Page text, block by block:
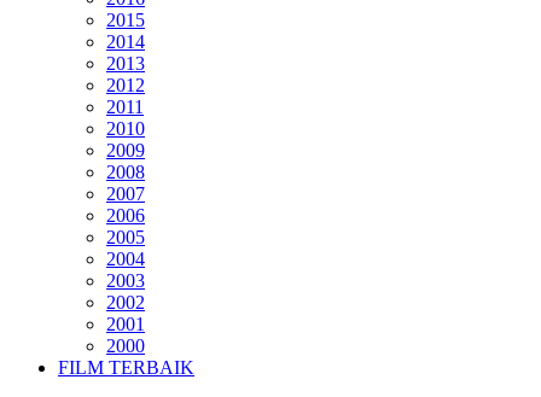
2015
2014
2013
2012
2011
2010
2009
2008
2007
2006
2005
2004
2003
2002
2001
2000
FILM TERBAIK